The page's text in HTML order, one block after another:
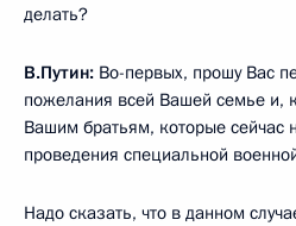
делать?
В.Путин: Во-первых, прошу Вас
пожелания всей Вашей семье и,
Вашим братьям, которые сейчас
проведения специальной
Надо сказать, что в данном